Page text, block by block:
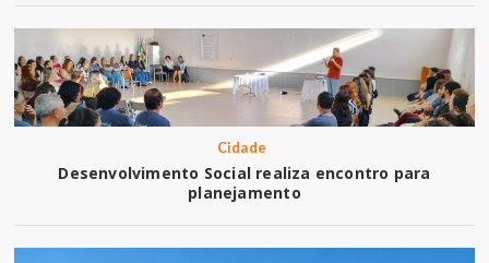
Cidade
Desenvolvimento Social realiza encontro para
planejamento